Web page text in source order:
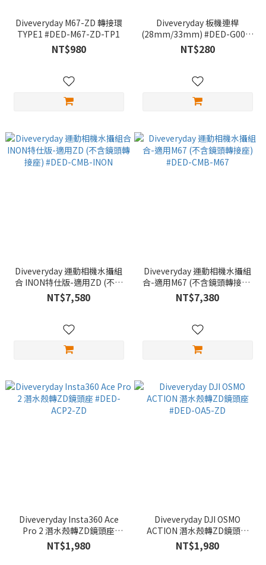
Diveveryday M67-ZD 轉接環
TYPE1 #DED-M67-ZD-TP1
NT$980
Diveveryday 板機連桿
(28mm/33mm) #DED-G001-
28MM #DED-G001-33MM
NT$280
Diveveryday 運動相機水攝組
合 INON特仕版-適用ZD (不含
鏡頭轉接座) #DED-CMB-INON
NT$7,580
Diveveryday 運動相機水攝組
合-適用M67 (不含鏡頭轉接座)
#DED-CMB-M67
NT$7,380
Diveveryday Insta360 Ace
Pro 2 潛水殼轉ZD鏡頭座
#DED-ACP2-ZD
NT$1,980
Diveveryday DJI OSMO
ACTION 潛水殼轉ZD鏡頭座
#DED-OA5-ZD
NT$1,980